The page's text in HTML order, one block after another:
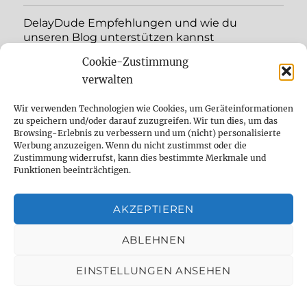
Cookie-Zustimmung
verwalten
Wir verwenden Technologien wie Cookies, um Geräteinformationen
zu speichern und/oder darauf zuzugreifen. Wir tun dies, um das
Browsing-Erlebnis zu verbessern und um (nicht) personalisierte
Werbung anzuzeigen. Wenn du nicht zustimmst oder die
Zustimmung widerrufst, kann dies bestimmte Merkmale und
Funktionen beeinträchtigen.
AKZEPTIEREN
ABLEHNEN
EINSTELLUNGEN ANSEHEN
DelayDude Empfehlungen und wie du
unseren Blog unterstützen kannst
öffnen
YouTube
Instagram
Feed
Cookie Policy (EU)